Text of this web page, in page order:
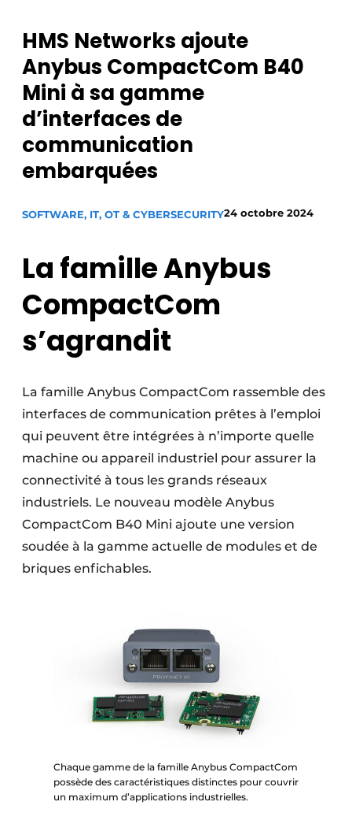
Privacy / Cookie statement
S’inscrire
S’inscrire
Termes et conditions
Video’s
HMS Networks ajoute
Anybus CompactCom B40
Mini à sa gamme
d’interfaces de
communication
embarquées
SOFTWARE, IT, OT & CYBERSECURITY24 octobre 2024
La famille Anybus
CompactCom
s’agrandit
La famille Anybus CompactCom rassemble des
interfaces de communication prêtes à l’emploi
qui peuvent être intégrées à n’importe quelle
machine ou appareil industriel pour assurer la
connectivité à tous les grands réseaux
industriels. Le nouveau modèle Anybus
CompactCom B40 Mini ajoute une version
soudée à la gamme actuelle de modules et de
briques enfichables.
Chaque gamme de la famille Anybus CompactCom
possède des caractéristiques distinctes pour couvrir
un maximum d’applications industrielles.